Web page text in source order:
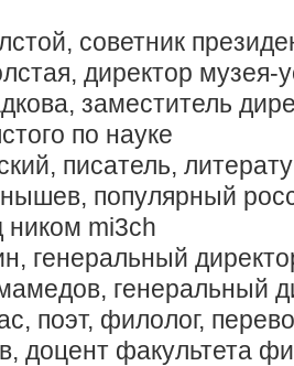
советник
директор
заместитель
по науке
писатель,
популярный
ником mi3ch
генеральный
генеральный
поэт, филолог,
доцент факультета